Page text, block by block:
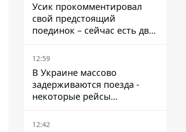
Усик прокомментировал
свой предстоящий
поединок – сейчас есть два
варианта
12:59
В Украине массово
задерживаются поезда -
некоторые рейсы
опаздывают более чем на
12 часов
12:42